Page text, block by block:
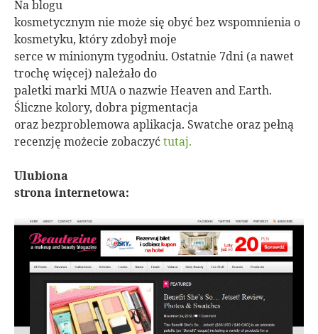
Na blogu
kosmetycznym nie może się obyć bez wspomnienia o
kosmetyku, który zdobył moje
serce w minionym tygodniu. Ostatnie 7dni (a nawet
trochę więcej) należało do
paletki marki MUA o nazwie Heaven and Earth.
Śliczne kolory, dobra pigmentacja
oraz bezproblemowa aplikacja. Swatche oraz pełną
recenzję możecie zobaczyćtutaj.
Ulubiona
strona internetowa: